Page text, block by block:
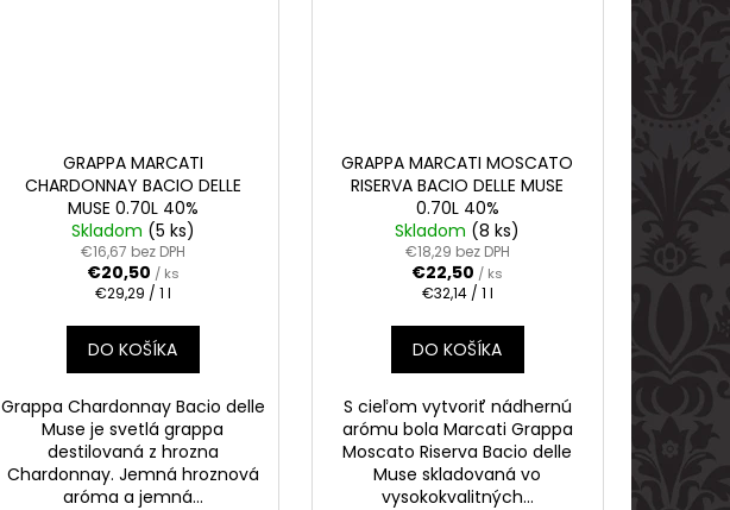
GRAPPA MARCATI
CHARDONNAY BACIO DELLE
MUSE 0.70L 40%
Skladom (5 ks)
€16,67 bez DPH
€20,50 / ks
Jednotková
€29,29 / 1 l
DO KOŠÍKA
Grappa Chardonnay Bacio delle
Muse je svetlá grappa
destilovaná z hrozna
Chardonnay. Jemná hroznová
aróma a jemná...
GRAPPA MARCATI MOSCATO
RISERVA BACIO DELLE MUSE
0.70L 40%
Skladom (8 ks)
€18,29 bez DPH
€22,50 / ks
Jednotková
€32,14 / 1 l
DO KOŠÍKA
S cieľom vytvoriť nádhernú
arómu bola Marcati Grappa
Moscato Riserva Bacio delle
Muse skladovaná vo
vysokokvalitných...